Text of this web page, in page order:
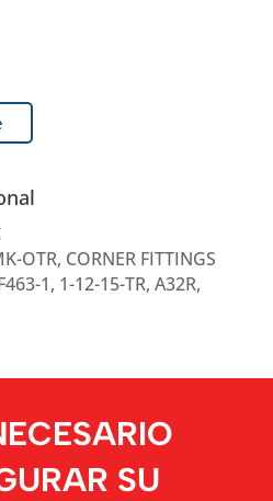
OTR, CORNER FITTINGS
1, 1-12-15-TR, A32R,
SU